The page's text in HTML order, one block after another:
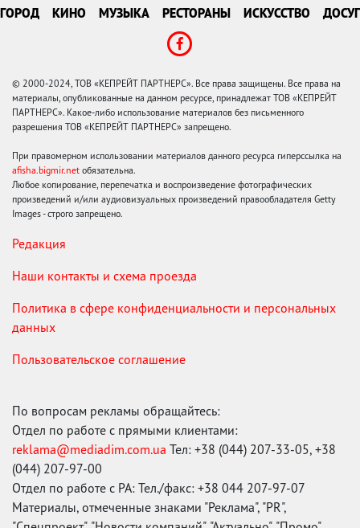
ГОРОД КИНО МУЗЫКА РЕСТОРАНЫ ИСКУССТВО ДОСУГ
© 2000-2024, ТОВ «КЕПРЕЙТ ПАРТНЕРС». Все права защищены. Все права на
материалы, опубликованные на данном ресурсе, принадлежат ТОВ «КЕПРЕЙТ
ПАРТНЕРС». Какое-либо использование материалов без письменного
разрешения ТОВ «КЕПРЕЙТ ПАРТНЕРС» запрещено.
При правомерном использовании материалов данного ресурса гиперссылка на
afisha.bigmir.net обязательна.
Любое копирование, перепечатка и воспроизведение фотографических
произведений и/или аудиовизуальных произведений правообладателя Getty
Images - строго запрещено.
Редакция
Наши контакты и схема проезда
Политика в сфере конфиденциальности и персональных
данных
Пользовательское соглашение
По вопросам рекламы обращайтесь:
Отдел по работе с прямыми клиентами:
reklama@mediadim.com.ua Тел: +38 (044) 207-33-05, +38
(044) 207-97-00
Отдел по работе с РА: Тел./факс: +38 044 207-97-07
Материалы, отмеченные знаками "Реклама", "PR",